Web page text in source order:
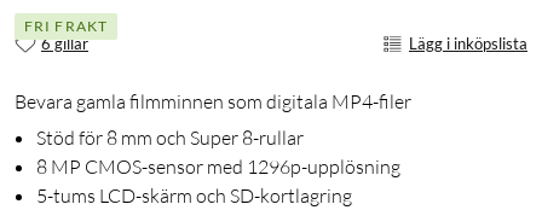
FRI FRAKT
6 gillar Lägg i inköpslista
Bevara gamla filmminnen som digitala MP4-filer
Stöd för 8 mm och Super 8-rullar
8 MP CMOS-sensor med 1296p-upplösning
5-tums LCD-skärm och SD-kortlagring